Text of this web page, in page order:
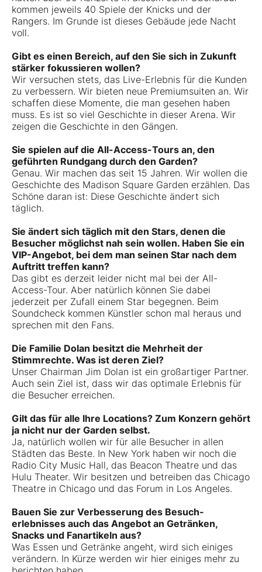
kommen jeweils 40 Spiele der Knicks und der
Rangers. Im Grunde ist dieses Gebäude jede Nacht
voll.
Gibt es einen Bereich, auf den Sie sich in Zukunft
stärker fokussieren wollen?
Wir versuchen stets, das Live-Erlebnis für die Kunden
zu verbessern. Wir bieten neue Premiumsuiten an. Wir
schaffen diese Momente, die man gesehen haben
muss. Es ist so viel Geschichte in dieser Arena. Wir
zeigen die Geschichte in den Gängen.
Sie spielen auf die All-Access-Tours an, den
geführten Rundgang durch den Garden?
Genau. Wir machen das seit 15 Jahren. Wir wollen die
Geschichte des Madison Square Garden erzählen. Das
Schöne daran ist: Diese Geschichte ändert sich
täglich.
Sie ändert sich täglich mit den Stars, denen die
Besucher möglichst nah sein wollen. Haben Sie ein
VIP-Angebot, bei dem man seinen Star nach dem
Auftritt treffen kann?
Das gibt es derzeit leider nicht mal bei der All-
Access-Tour. Aber natürlich können Sie dabei
jederzeit per Zufall einem Star begegnen. Beim
Soundcheck kommen Künstler schon mal heraus und
sprechen mit den Fans.
Die Familie Dolan besitzt die Mehrheit der
Stimmrechte. Was ist deren Ziel?
Unser Chairman Jim Dolan ist ein großartiger Partner.
Auch sein Ziel ist, dass wir das optimale Erlebnis für
die Besucher erreichen.
Gilt das für alle Ihre Locations? Zum Konzern gehört
ja nicht nur der Garden selbst.
Ja, natürlich wollen wir für alle Besucher in allen
Städten das Beste. In New York haben wir noch die
Radio City Music Hall, das Beacon Theatre und das
Hulu Theater. Wir besitzen und betreiben das Chicago
Theatre in Chicago und das Forum in Los Angeles.
Bauen Sie zur Verbesserung des Besuch­
erlebnisses auch das Angebot an Getränken,
Snacks und Fanartikeln aus?
Was Essen und Getränke angeht, wird sich einiges
verändern. In Kürze werden wir hier einiges mehr zu